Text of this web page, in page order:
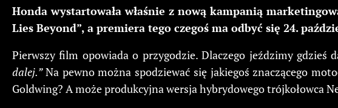
Honda wystartowała właśnie z nową kampanią
Lies Beyond”, a premiera tego czegoś ma odbyć się 24.
Pierwszy film opowiada o przygodzie. Dlaczego jeździmy gdzieś
dalej.”Na pewno można spodziewać się jakiegoś znaczącego
Goldwing? A może produkcyjna wersja hybrydowego trójkołowca